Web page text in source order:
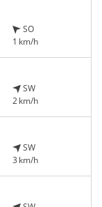
SO
1 km/h
SW
2 km/h
SW
3 km/h